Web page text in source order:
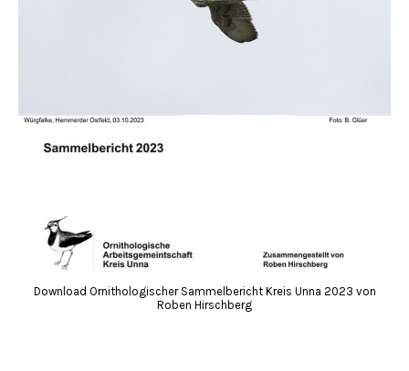
Download Ornithologischer Sammelbericht Kreis Unna 2023 von
Roben Hirschberg